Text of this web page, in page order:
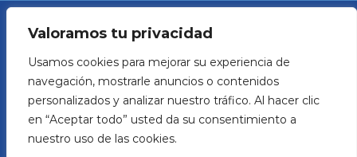
Valoramos tu privacidad
Usamos cookies para mejorar su experiencia de
navegación, mostrarle anuncios o contenidos
personalizados y analizar nuestro tráfico. Al hacer clic
en “Aceptar todo” usted da su consentimiento a
nuestro uso de las cookies.Política de Cookies